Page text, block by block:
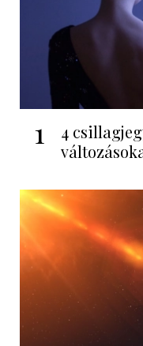
1
4